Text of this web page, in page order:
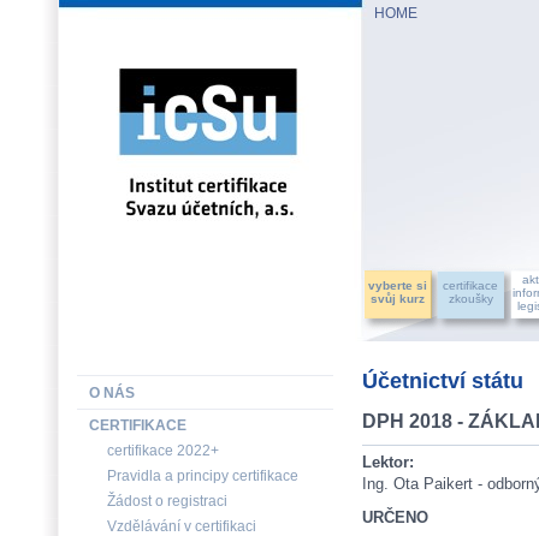
HOME
vyberte si
svůj kurz
certifikace
zkoušky
Účetnictví státu
DPH 2018 -
Lektor:
Ing. Ota Paikert -
URČENO
O NÁS
CERTIFIKACE
certifikace 2022+
Pravidla a principy certifikace
Žádost o registraci
Vzdělávání v certifikaci